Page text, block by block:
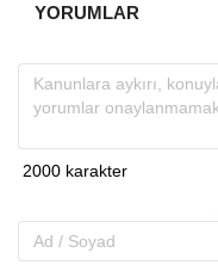
YORUMLAR